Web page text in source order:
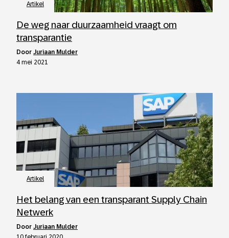
Artikel
De weg naar duurzaamheid vraagt om
transparantie
door Juriaan Mulder
4 mei 2021
Artikel
Het belang van een transparant Supply Chain
Netwerk
door Juriaan Mulder